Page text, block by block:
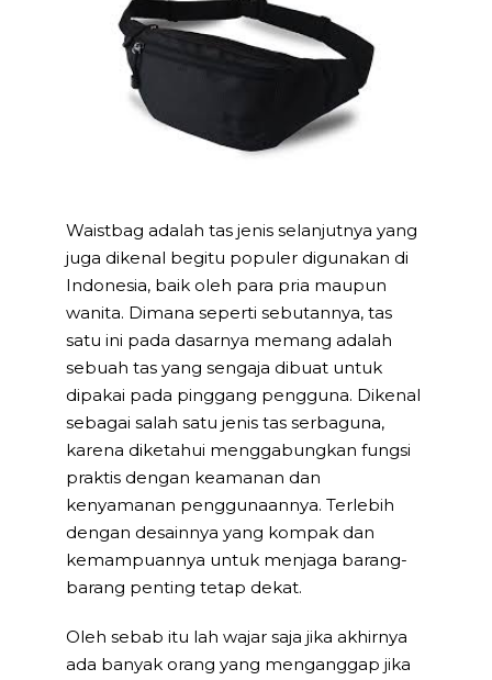
Waistbag adalah tas jenis selanjutnya yang
juga dikenal begitu populer digunakan di
Indonesia, baik oleh para pria maupun
wanita. Dimana seperti sebutannya, tas
satu ini pada dasarnya memang adalah
sebuah tas yang sengaja dibuat untuk
dipakai pada pinggang pengguna. Dikenal
sebagai salah satu jenis tas serbaguna,
karena diketahui menggabungkan fungsi
praktis dengan keamanan dan
kenyamanan penggunaannya. Terlebih
dengan desainnya yang kompak dan
kemampuannya untuk menjaga barang-
barang penting tetap dekat.
Oleh sebab itu lah wajar saja jika akhirnya
ada banyak orang yang menganggap jika